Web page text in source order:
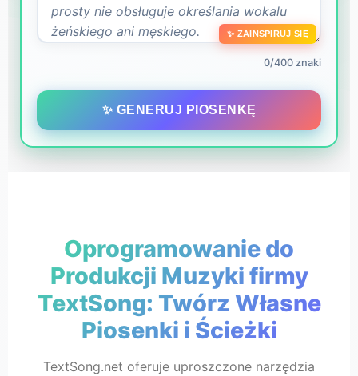
✨ ZAINSPIRUJ SIĘ
0/400 znaki
✨ GENERUJ PIOSENKĘ
Oprogramowanie do
Produkcji Muzyki firmy
TextSong: Twórz Własne
Piosenki i Ścieżki
TextSong.net oferuje uproszczone narzędzia